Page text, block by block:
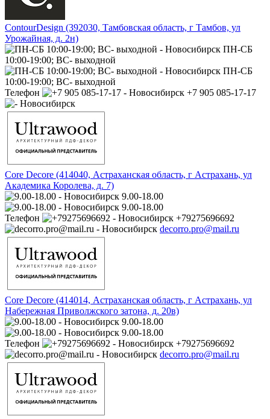
ContourDesign (392030, Тамбовская область, г Тамбов, ул
Урожайная, д. 2н)
ПН-СБ
10:00-19:00; ВС- выходной
ПН-СБ
10:00-19:00; ВС- выходной
Телефон
+7 905 085-17-17
Core Decore (414040, Астраханская область, г Астрахань, ул
Академика Королева, д. 7)
9.00-18.00
9.00-18.00
Телефон
+79275696692
decorro.pro@mail.ru
Core Decore (414014, Астраханская область, г Астрахань, ул
Набережная Приволжского затона, д. 20в)
9.00-18.00
9.00-18.00
Телефон
+79275696692
decorro.pro@mail.ru